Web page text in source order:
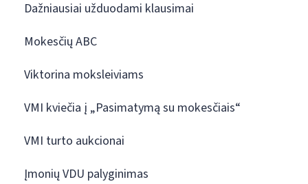
Dažniausiai užduodami klausimai
Mokesčių ABC
Viktorina moksleiviams
VMI kviečia į „Pasimatymą su mokesčiais“
VMI turto aukcionai
Įmonių VDU palyginimas